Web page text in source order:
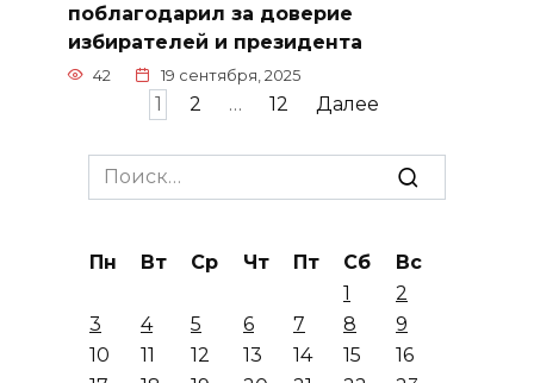
поблагодарил за доверие
избирателей и президента
42 19 сентября, 2025
1 2 … 12 Далее
Search
for:
Пн Вт Ср Чт Пт Сб
Вс
1
2
3
4 5 6 7 8
9
10
11 12 13 14 15
16